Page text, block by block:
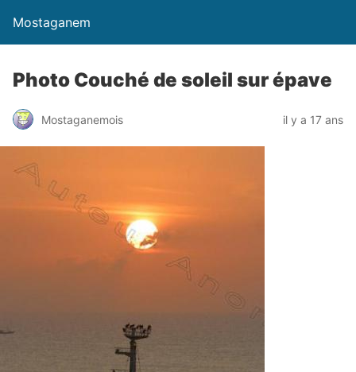
Mostaganem
Photo Couché de soleil sur épave
Mostaganemois il y a 17 ans